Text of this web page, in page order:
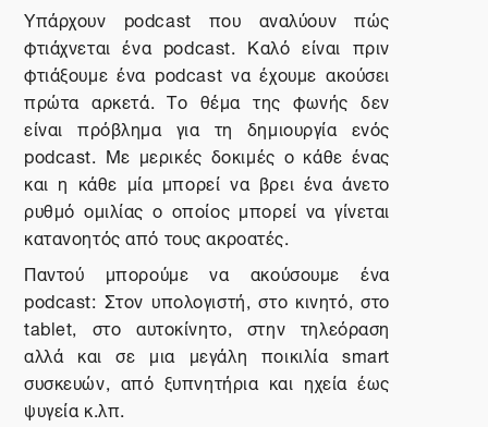
Υπάρχουν podcast που αναλύουν πώς
φτιάχνεται ένα podcast. Καλό είναι πριν
φτιάξουμε ένα podcast να έχουμε ακούσει
πρώτα αρκετά. Το θέμα της φωνής δεν
είναι πρόβλημα για τη δημιουργία ενός
podcast. Με μερικές δοκιμές ο κάθε ένας
και η κάθε μία μπορεί να βρει ένα άνετο
ρυθμό ομιλίας ο οποίος μπορεί να γίνεται
κατανοητός από τους ακροατές.
Παντού μπορούμε να ακούσουμε ένα
podcast: Στον υπολογιστή, στο κινητό, στο
tablet, στο αυτοκίνητο, στην τηλεόραση
αλλά και σε μια μεγάλη ποικιλίαsmart
συσκευών, από ξυπνητήρια και ηχεία έως
ψυγεία κ.λπ.